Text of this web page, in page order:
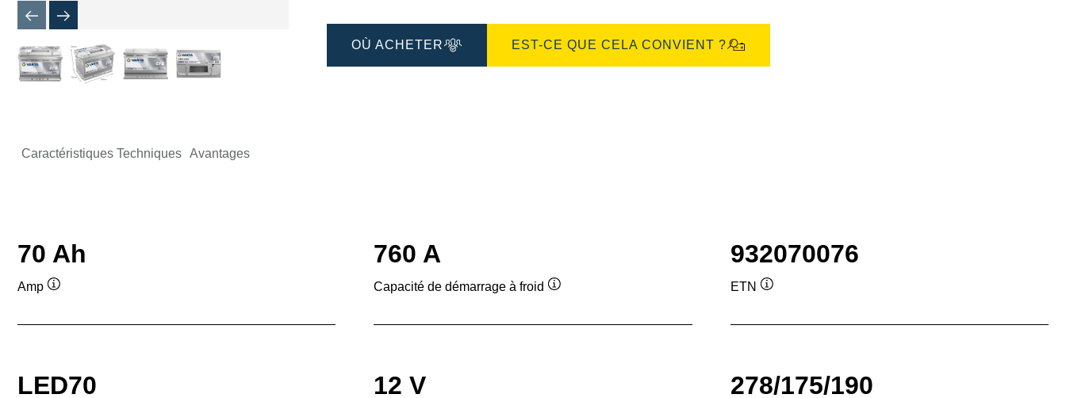
OÙ ACHETER EST-CE QUE CELA CONVIENT ?
Caractéristiques Techniques Avantages
70 Ah
Amp
760 A
Capacité de démarrage à froid
932070076
ETN
LED70 12 V 278/175/190